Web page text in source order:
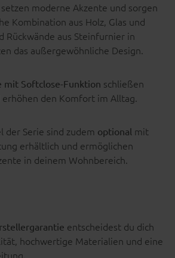
setzen moderne Akzente und sorgen
Kombination aus Holz, Glas und
Rückwände aus Steinfurnier in
das außergewöhnliche Design.
mit Softclose-Funktion schließen
den Komfort im Alltag.
der Serie sind zudem optional mit
erhältlich und ermöglichen
in deinem Wohnbereich.
entscheidest du dich
hochwertige Materialien und eine